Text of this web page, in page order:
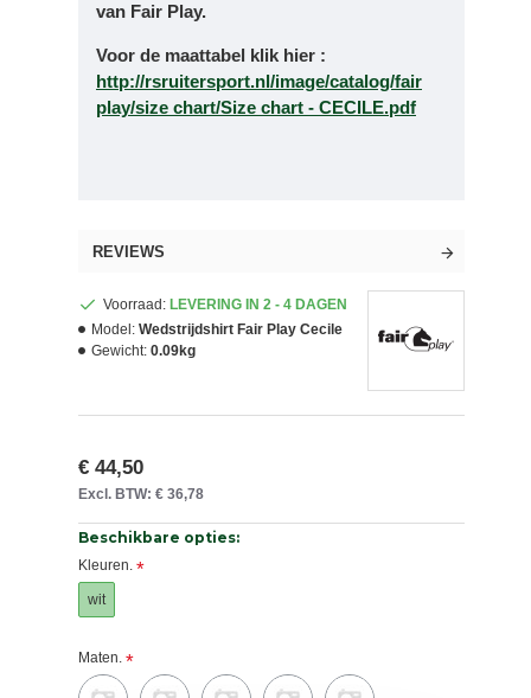
van Fair Play.
Voor de maattabel klik hier :
http://rsruitersport.nl/image/catalog/fair
play/size chart/Size chart - CECILE.pdf
REVIEWS
Voorraad: LEVERING IN 2 - 4 DAGEN
Model: Wedstrijdshirt Fair Play Cecile
Gewicht: 0.09kg
€ 44,50
Excl. BTW: € 36,78
Beschikbare opties:
Kleuren.
wit
Maten.